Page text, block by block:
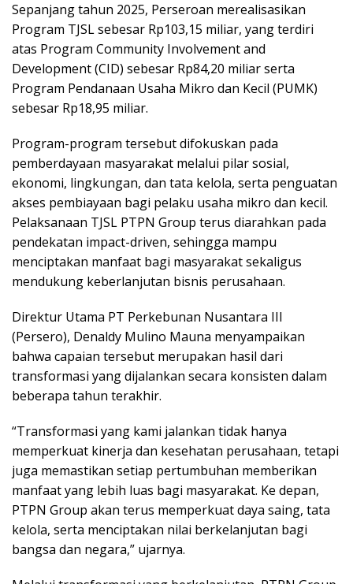
Sepanjang tahun 2025, Perseroan merealisasikan
Program TJSL sebesar Rp103,15 miliar, yang terdiri
atas Program Community Involvement and
Development (CID) sebesar Rp84,20 miliar serta
Program Pendanaan Usaha Mikro dan Kecil (PUMK)
sebesar Rp18,95 miliar.
Program-program tersebut difokuskan pada
pemberdayaan masyarakat melalui pilar sosial,
ekonomi, lingkungan, dan tata kelola, serta penguatan
akses pembiayaan bagi pelaku usaha mikro dan kecil.
Pelaksanaan TJSL PTPN Group terus diarahkan pada
pendekatan impact-driven, sehingga mampu
menciptakan manfaat bagi masyarakat sekaligus
mendukung keberlanjutan bisnis perusahaan.
Direktur Utama PT Perkebunan Nusantara III
(Persero), Denaldy Mulino Mauna menyampaikan
bahwa capaian tersebut merupakan hasil dari
transformasi yang dijalankan secara konsisten dalam
beberapa tahun terakhir.
“Transformasi yang kami jalankan tidak hanya
memperkuat kinerja dan kesehatan perusahaan, tetapi
juga memastikan setiap pertumbuhan memberikan
manfaat yang lebih luas bagi masyarakat. Ke depan,
PTPN Group akan terus memperkuat daya saing, tata
kelola, serta menciptakan nilai berkelanjutan bagi
bangsa dan negara,” ujarnya.